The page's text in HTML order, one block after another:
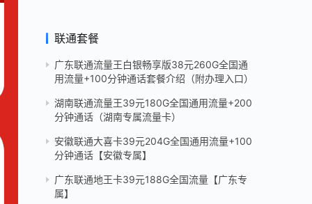
联通套餐
广东联通流量王白银畅享版38元260G全国通
用流量+100分钟通话套餐介绍（附办理入口）
湖南联通流量王39元180G全国通用流量+200
分钟通话（湖南专属流量卡）
安徽联通大喜卡39元204G全国通用流量+100
分钟通话【安徽专属】
广东联通地王卡39元188G全国流量【广东专
属】